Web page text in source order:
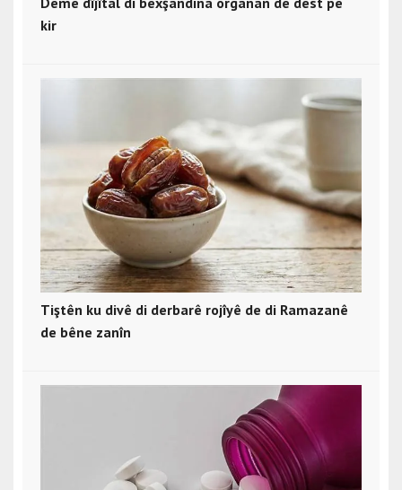
kir
Tiştên ku divê di derbarê rojîyê de di Ramazanê
de bêne zanîn